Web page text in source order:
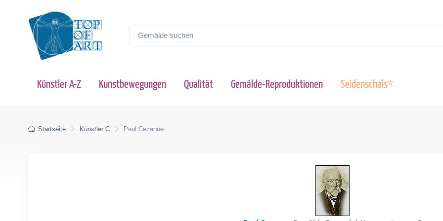
Künstler A-Z Kunstbewegungen Qualität Gemälde-Reproduktionen Seidenschals*
Startseite Künstler C Paul Cezanne